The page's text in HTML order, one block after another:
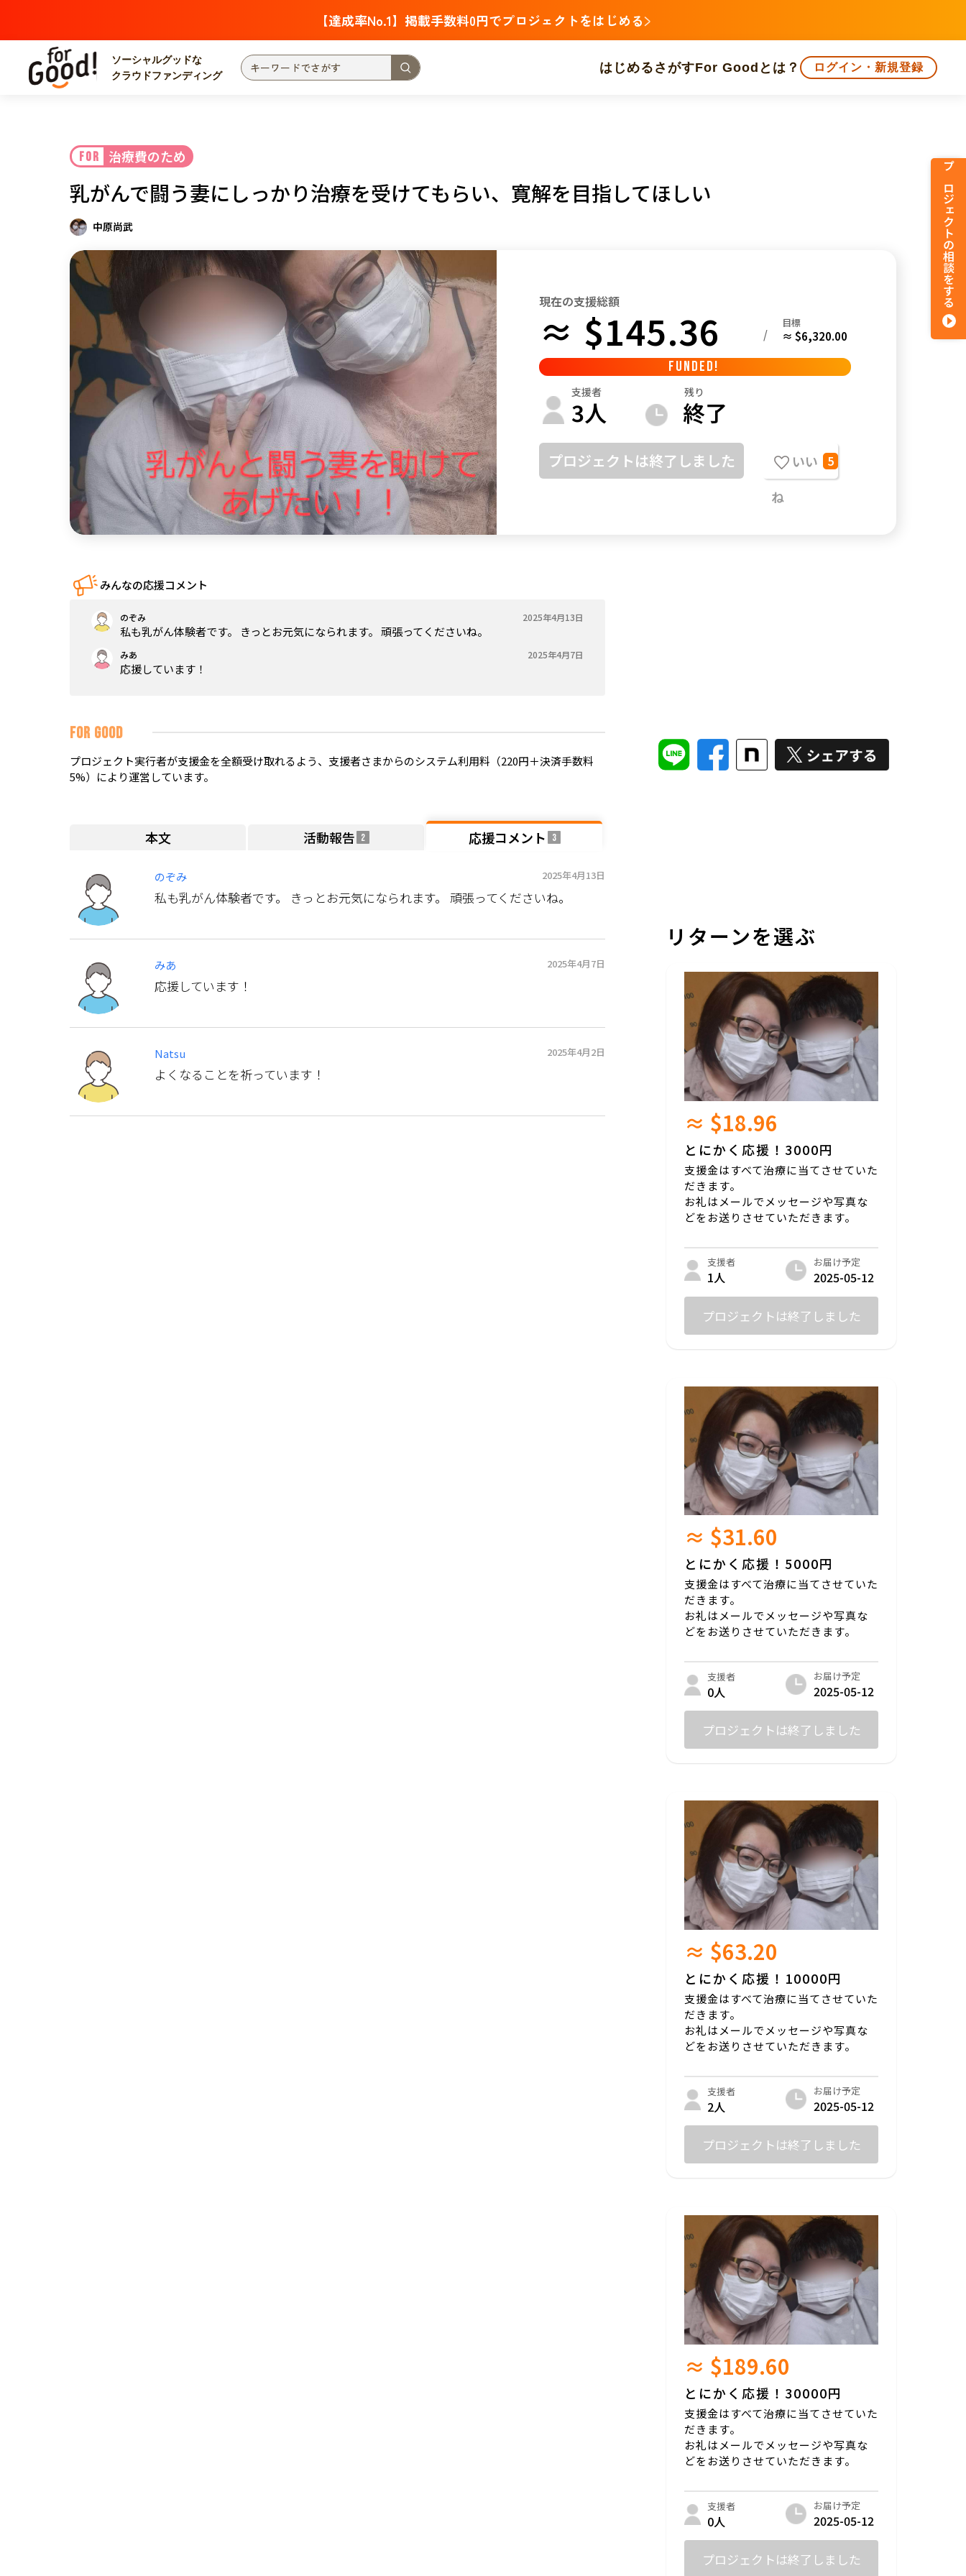
【達成率No.1】掲載手数料0円でプロジェクトをはじめる
ソーシャルグッドな
クラウドファンディング
はじめる さがすFor Goodとは？ ログイン・新規登録
カテゴリーからさがす
災害
社会貢献
地域からさがす
関東 茨城 栃木 群馬 埼玉 千葉
中部 新潟 富山 石川 福井 山梨
三重 滋賀 京都 大阪 兵庫
鳥取 島根 岡山 山口
四国 徳島 香川 高知
九州・沖縄 福岡 佐賀 長崎 熊本 大分 鹿児島 沖縄
FOR 治療費のため
乳がんで闘う妻にしっかり治療を受けてもらい、寛解を目指してほしい
中原尚武
現在の支援総額
≈ $145.36 /
目標
≈ $6,320.00
FUNDED!
支援者
3人
残り
終了
プロジェクトは終了しました
いい
ね
5
みんなの応援コメント
のぞみ 2025年4月13日
私も乳がん体験者です。 きっとお元気になられます。 頑張ってくださいね。
みあ 2025年4月7日
応援しています！
FOR GOOD
プロジェクト実行者が支援金を全額受け取れるよう、支援者さまからのシステム利用料（220円＋決済手数料
5%）により運営しています。
プロジェクトの相談をする
本文 活動報告 2 応援コメント 3
のぞみ 2025年4月13日
私も乳がん体験者です。 きっとお元気になられます。 頑張ってくださいね。
みあ 2025年4月7日
応援しています！
Natsu 2025年4月2日
よくなることを祈っています！
リターンを選ぶ
≈ $18.96
とにかく応援！3000円
支援金はすべて治療に当てさせていた
だきます。
お礼はメールでメッセージや写真な
どをお送りさせていただきます。
支援者
1人
お届け予定
2025-05-12
プロジェクトは終了しました
≈ $31.60
とにかく応援！5000円
支援金はすべて治療に当てさせていた
だきます。
お礼はメールでメッセージや写真な
どをお送りさせていただきます。
支援者
0人
お届け予定
2025-05-12
プロジェクトは終了しました
≈ $63.20
とにかく応援！10000円
支援金はすべて治療に当てさせていた
だきます。
お礼はメールでメッセージや写真な
どをお送りさせていただきます。
支援者
2人
お届け予定
2025-05-12
プロジェクトは終了しました
≈ $189.60
とにかく応援！30000円
支援金はすべて治療に当てさせていた
だきます。
お礼はメールでメッセージや写真な
どをお送りさせていただきます。
支援者
0人
お届け予定
2025-05-12
プロジェクトは終了しました